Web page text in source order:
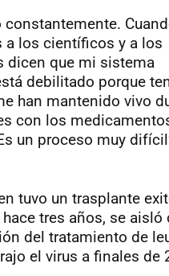
constantemente.
a los científicos y a los
dicen que mi sistema
debilitado porque
han mantenido vivo
con los
un proceso muy
tuvo un trasplante
tres años, se aisló
del tratamiento de
el virus a finales de